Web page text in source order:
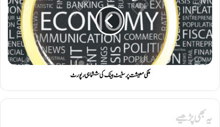
ملکی معیشت پر سٹیٹ بینک کی ششماہی رپورٹ
یہ بھی پڑھیے